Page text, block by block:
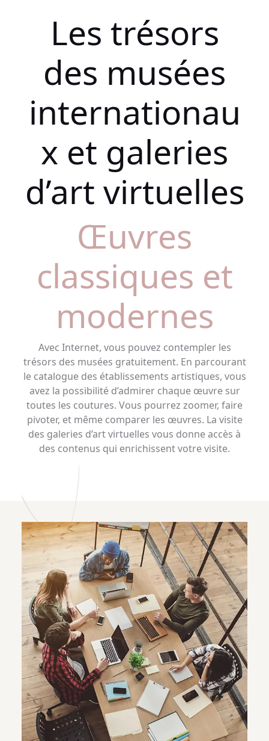
Les trésors
des musées
internationau
x et galeries
d’art virtuelles
Œuvres
classiques et
modernes
Avec Internet, vous pouvez contempler les
trésors des musées gratuitement. En parcourant
le catalogue des établissements artistiques, vous
avez la possibilité d’admirer chaque œuvre sur
toutes les coutures. Vous pourrez zoomer, faire
pivoter, et même comparer les œuvres. La visite
des galeries d’art virtuelles vous donne accès à
des contenus qui enrichissent votre visite.